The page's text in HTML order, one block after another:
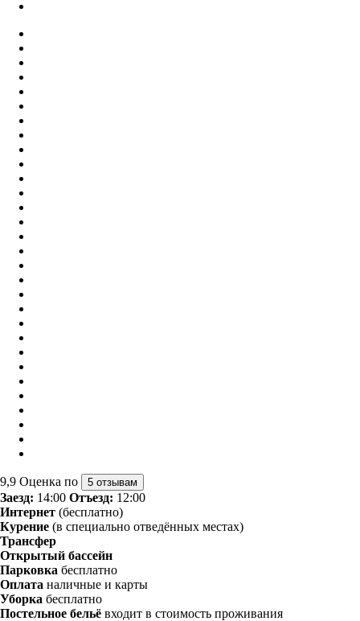
9,9 Оценка по 5 отзывам
Заезд: 14:00 Отъезд: 12:00
Интернет (бесплатно)
Курение (в специально отведённых местах)
Трансфер
Открытый бассейн
Парковка бесплатно
Оплата наличные и карты
Уборка бесплатно
Постельное бельё входит в стоимость проживания